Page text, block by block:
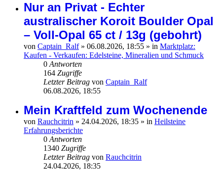
Nur an Privat - Echter
australischer Koroit Boulder Opal
– Voll-Opal 65 ct / 13g (gebohrt)
von Captain_Ralf» 06.08.2026, 18:55 » in Marktplatz:
Kaufen - Verkaufen: Edelsteine, Mineralien und Schmuck
0 Antworten
164 Zugriffe
Letzter Beitrag von Captain_Ralf
06.08.2026, 18:55
Mein Kraftfeld zum Wochenende
von Rauchcitrin » 24.04.2026, 18:35 » in Heilsteine
Erfahrungsberichte
0 Antworten
1340 Zugriffe
Letzter Beitrag von Rauchcitrin
24.04.2026, 18:35